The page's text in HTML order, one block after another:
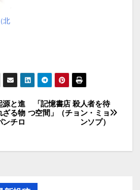
北
「記憶書店 殺人者を待
つ空間」（チョン・ミョ
ンソプ）
源と進
ざる物
ンチロ